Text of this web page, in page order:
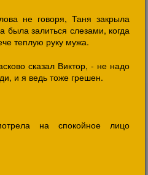
не говоря, Таня закрыла
была залиться слезами, когда
теплую руку мужа.
сказал Виктор, - не надо
и я ведь тоже грешен.
на спокойное лицо